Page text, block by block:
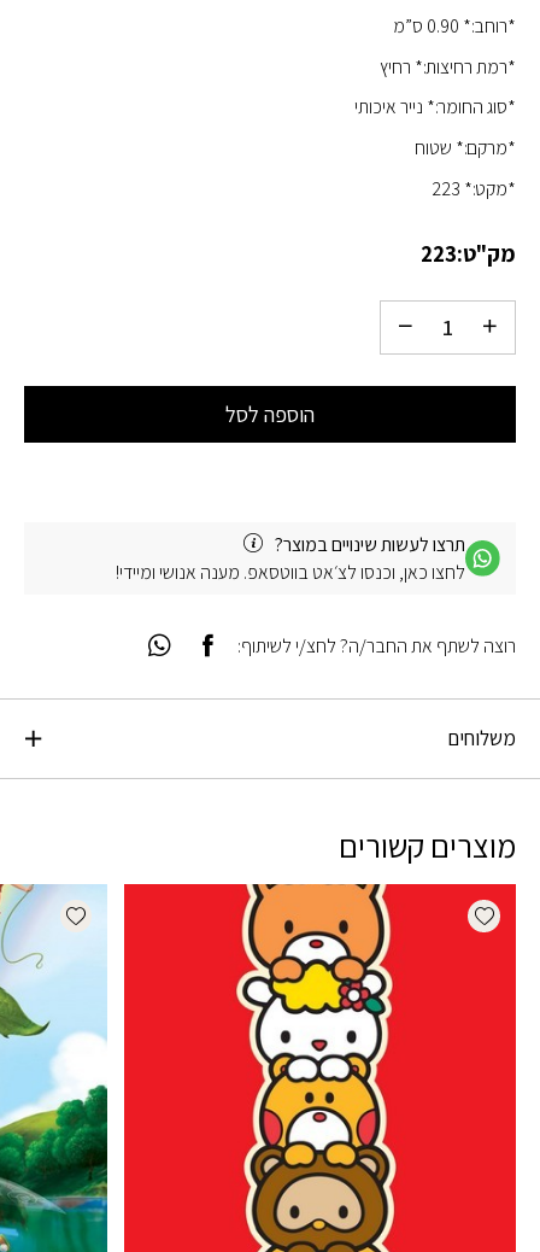
*רוחב:* 0.90 ס”מ
*רמת רחיצות:* רחיץ
*סוג החומר:* נייר איכותי
*מרקם:* שטוח
*מקט:* 223
מק"ט:223
הוספה לסל
תרצו לעשות שינויים במוצר?
לחצו כאן, וכנסו לצ׳אט בווטסאפ. מענה אנושי ומיידי!
משלוחים
רוצה לשתף את החבר/ה? לחצ/י לשיתוף:
מוצרים קשורים
Add wishlist
wishlist